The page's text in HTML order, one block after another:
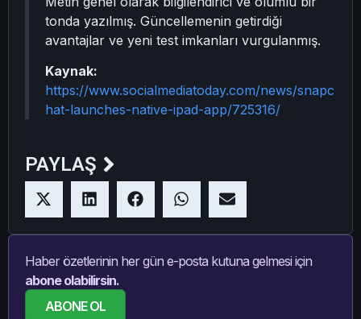
tonda yazılmış. Güncellemenin getirdiği
avantajlar ve yeni test imkanları vurgulanmış.
Kaynak:
https://www.socialmediatoday.com/news/snapc
hat-launches-native-ipad-app/725316/
PAYLAŞ
Haber özetlerinin her gün e-posta kutuna gelmesi için
abone olabilirsin.
ABONE OL